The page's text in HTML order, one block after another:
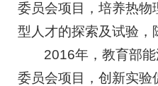
委员会项目，培养热
型人才的探索及试验，
2016年，教育部
委员会项目，创新实验